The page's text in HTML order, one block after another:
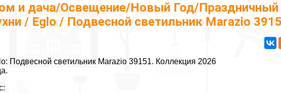
и дача/Освещение/Новый Год/Праздничный
/ Eglo / Подвесной светильник Marazio
Подвесной светильник Marazio 39151. Коллекция 2026